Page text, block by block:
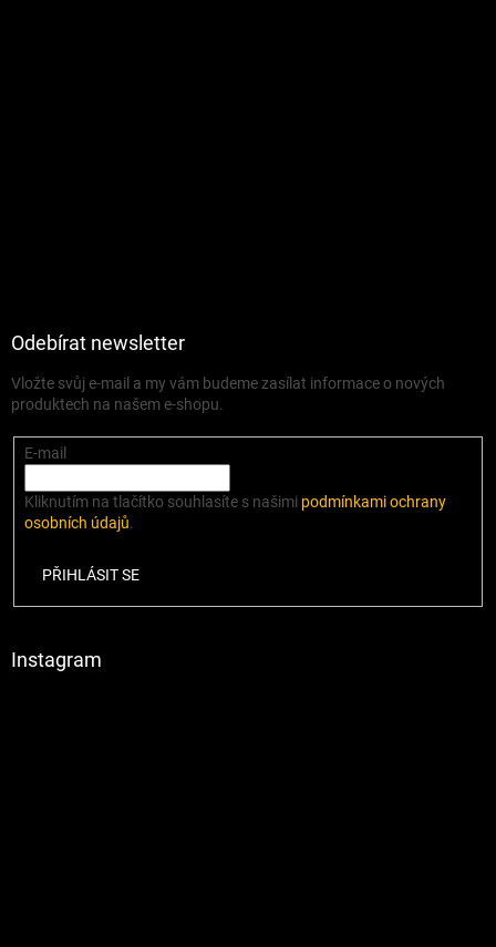
Odebírat newsletter
Vložte svůj e-mail a my vám budeme zasílat informace o nových
produktech na našem e-shopu.
E-mail
Kliknutím na tlačítko souhlasíte s našimi podmínkami ochrany
osobních údajů.
PŘIHLÁSIT SE
Instagram